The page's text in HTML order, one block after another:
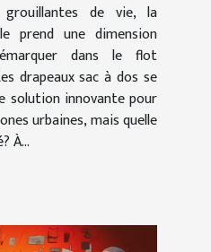
de vie, la
prend une dimension
dans le flot
drapeaux sac à dos se
solution innovante pour
urbaines, mais quelle
À...